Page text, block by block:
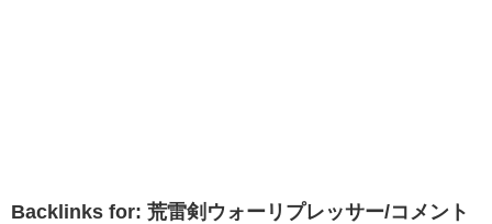
Backlinks for: 荒雷剣ウォーリプレッサー/コメント